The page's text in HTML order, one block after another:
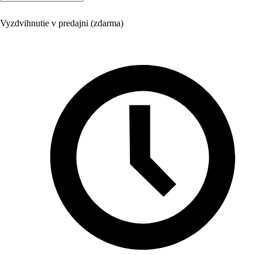
Vyzdvihnutie v predajni (zdarma)